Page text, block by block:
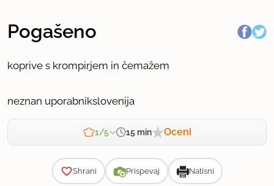
Pogašeno
koprive s krompirjem in čemažem
neznan uporabnikslovenija
1/5 15 min Oceni
Shrani Prispevaj Natisni